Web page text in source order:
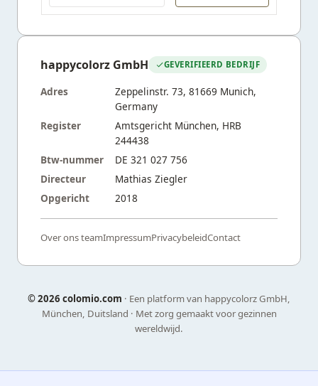
happycolorz GmbH GEVERIFIEERD BEDRIJF
Adres
Zeppelinstr. 73, 81669 Munich,
Germany
Register
Amtsgericht München, HRB
244438
Btw-nummer
DE 321 027 756
Directeur
Mathias Ziegler
Opgericht
2018
Over ons teamImpressumPrivacybeleidContact
©2026 colomio.com · Een platform van happycolorz GmbH,
München, Duitsland · Met zorg gemaakt voor gezinnen
wereldwijd.